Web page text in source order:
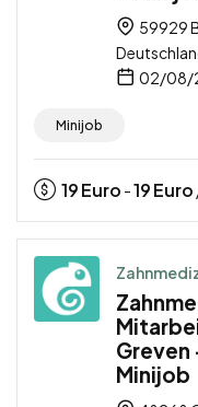
59929
02/08/
Minijob
19Euro -19Euro
Greven
Minijob